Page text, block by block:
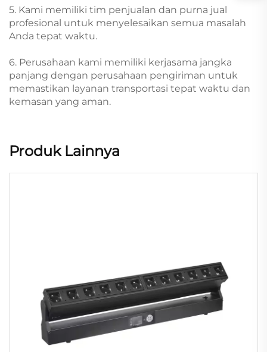
5. Kami memiliki tim penjualan dan purna jual
profesional untuk menyelesaikan semua masalah
Anda tepat waktu.
6. Perusahaan kami memiliki kerjasama jangka
panjang dengan perusahaan pengiriman untuk
memastikan layanan transportasi tepat waktu dan
kemasan yang aman.
Produk Lainnya